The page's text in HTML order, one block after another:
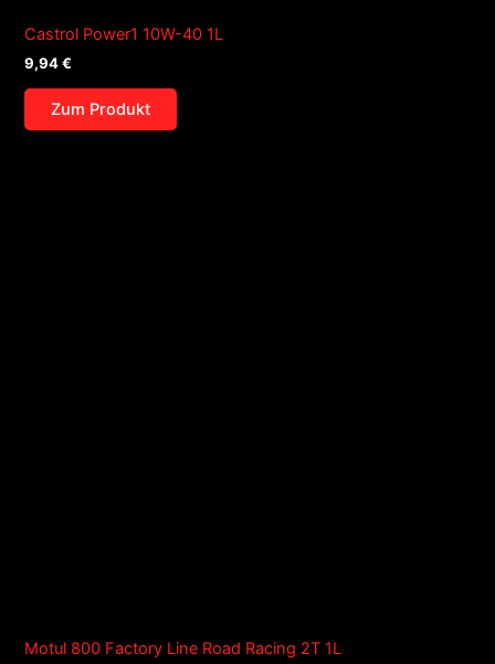
Castrol Power1 10W-40 1L
9,94€
Zum Produkt
Motul 800 Factory Line Road Racing 2T 1L